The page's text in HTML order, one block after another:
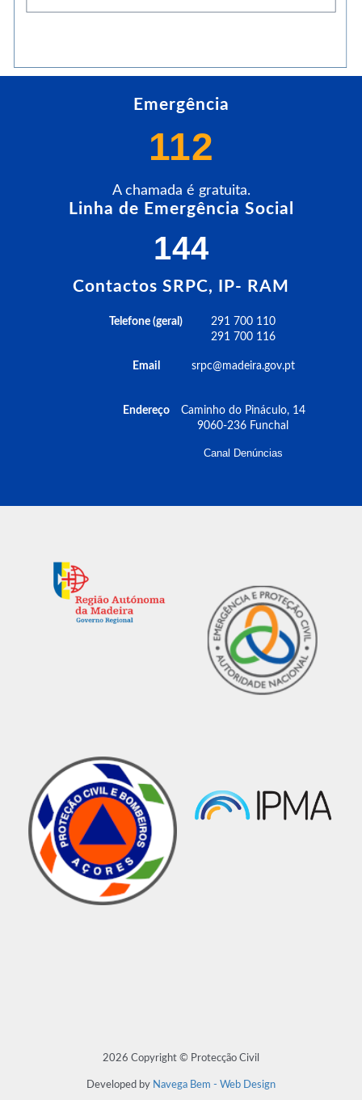
Emergência
112
A chamada é gratuita.
Linha de Emergência Social
144
Contactos SRPC, IP- RAM
Telefone (geral)
Email
Endereço
291 700 110
291 700 116
srpc@madeira.gov.pt
Caminho do Pináculo, 14
9060-236 Funchal
Canal Denúncias
2026 Copyright © Protecção Civil
Developed by Navega Bem - Web Design